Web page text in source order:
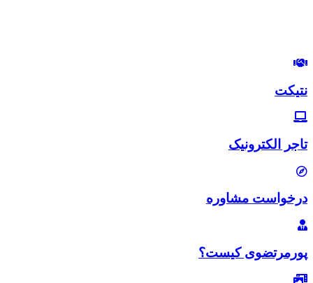
نتیکت
تاجر الکترونیک
درخواست مشاوره
پورمرتضوی کیست؟